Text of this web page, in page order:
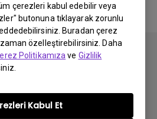
çerezleri kabul edebilir veya
butonuna tıklayarak zorunlu
Buradan çerez
zaman özelleştirebilirsiniz. Daha
Politikamıza ve Gizlilik
Kabul Et